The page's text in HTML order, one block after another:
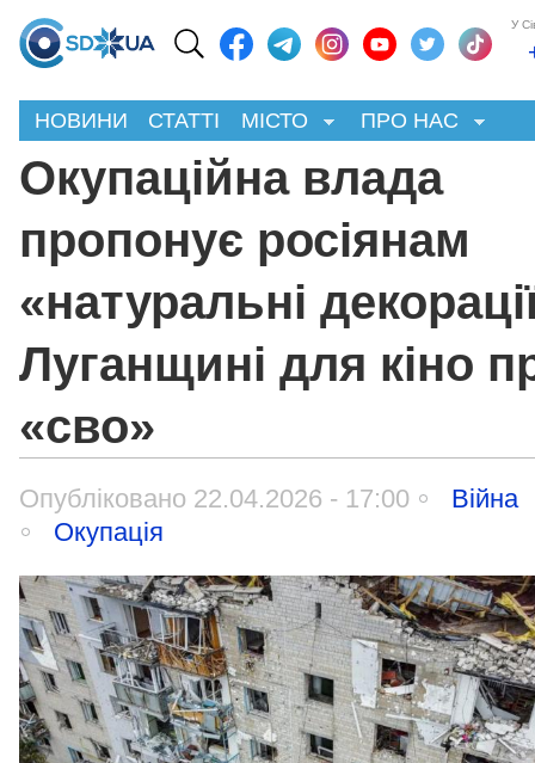
У
НОВИНИ СТАТТІ МІСТО ПРО НАС
Окупаційна влада
пропонує росіянам
«натуральні
Луганщині для кіно
«сво»
Опубліковано 22.04.2026 - 17:00
Війна
Окупація